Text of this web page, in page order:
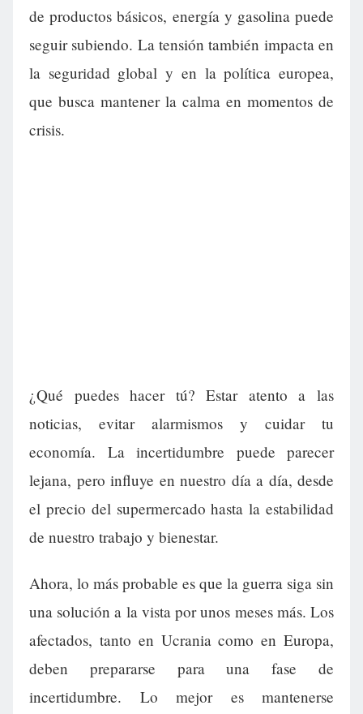
de productos básicos, energía y gasolina puede
seguir subiendo. La tensión también impacta en
la seguridad global y en la política europea,
que busca mantener la calma en momentos de
crisis.
¿Qué puedes hacer tú? Estar atento a las
noticias, evitar alarmismos y cuidar tu
economía. La incertidumbre puede parecer
lejana, pero influye en nuestro día a día, desde
el precio del supermercado hasta la estabilidad
de nuestro trabajo y bienestar.
Ahora, lo más probable es que la guerra siga sin
una solución a la vista por unos meses más. Los
afectados, tanto en Ucrania como en Europa,
deben prepararse para una fase de
incertidumbre. Lo mejor es mantenerse